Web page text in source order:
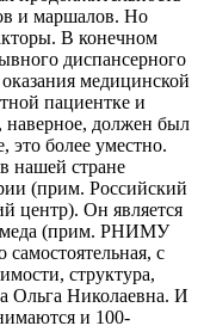
и маршалов. Но
В конечном
диспансерного
медицинской
пациентке и
наверное, должен был
это более уместно.
нашей стране
(прим. Российский
центр). Он является
меда (прим. РНИМУ
с
структура,
Ольга Николаевна. И
и 100-